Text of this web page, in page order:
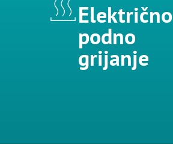
Električno
podno
grijanje